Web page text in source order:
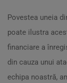
Povestea uneia
poate ilustra
financiare a
din cauza unui
echipa noastră,